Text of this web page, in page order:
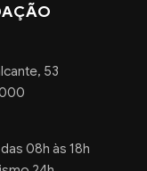
53
08h às 18h